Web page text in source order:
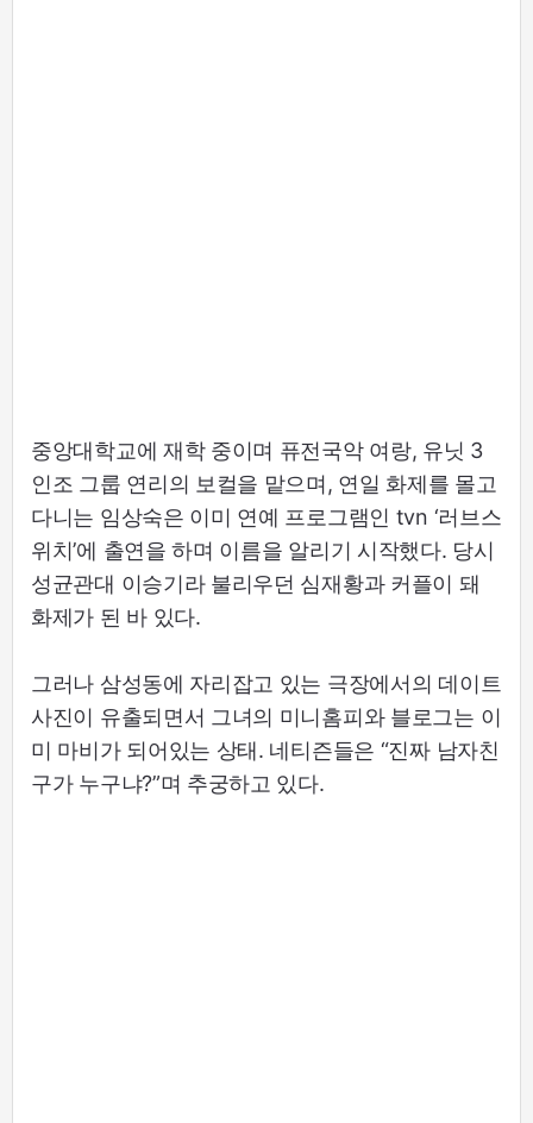
중앙대학교에 재학 중이며 퓨전국악 여랑, 유닛 3
인조 그룹 연리의 보컬을 맡으며, 연일 화제를 몰고
다니는 임상숙은 이미 연예 프로그램인 tvn ‘러브스
위치’에 출연을 하며 이름을 알리기 시작했다. 당시
성균관대 이승기라 불리우던 심재황과 커플이 돼
화제가 된 바 있다.
그러나 삼성동에 자리잡고 있는 극장에서의 데이트
사진이 유출되면서 그녀의 미니홈피와 블로그는 이
미 마비가 되어있는 상태. 네티즌들은 “진짜 남자친
구가 누구냐?”며 추궁하고 있다.